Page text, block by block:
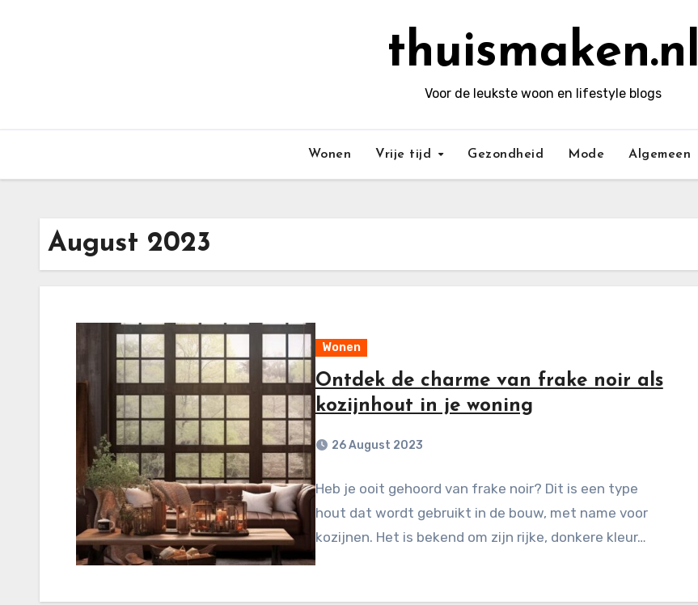
thuismaken.nl
Voor de leukste woon en lifestyle blogs
Wonen Vrije tijd Gezondheid Mode Algemeen
August 2023
Wonen
Ontdek de charme van frake noir als
kozijnhout in je woning
26 August 2023
Heb je ooit gehoord van frake noir? Dit is een type
hout dat wordt gebruikt in de bouw, met name voor
kozijnen. Het is bekend om zijn rijke, donkere kleur…